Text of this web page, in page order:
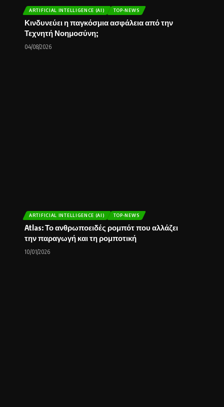
ARTIFICIAL INTELLIGENCE (AI) TOP-NEWS
Κινδυνεύει η παγκόσμια ασφάλεια από την
Τεχνητή Νοημοσύνη;
04/08/2026
ARTIFICIAL INTELLIGENCE (AI) TOP-NEWS
Atlas: Το ανθρωποειδές ρομπότ που αλλάζει
την παραγωγή και τη ρομποτική
10/01/2026